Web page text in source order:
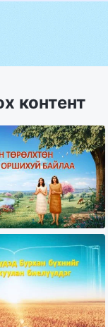
контент